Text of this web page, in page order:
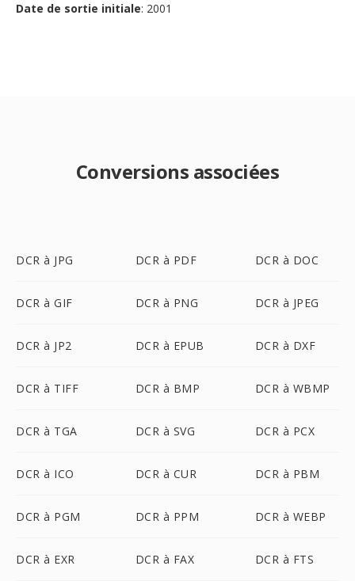
Date de sortie initiale: 2001
Conversions associées
DCR à JPG DCR à PDF DCR à DOC
DCR à GIF DCR à PNG DCR à JPEG
DCR à JP2 DCR à EPUB DCR à DXF
DCR à TIFF DCR à BMP DCR à WBMP
DCR à TGA DCR à SVG DCR à PCX
DCR à ICO DCR à CUR DCR à PBM
DCR à PGM DCR à PPM DCR à WEBP
DCR à EXR DCR à FAX DCR à FTS